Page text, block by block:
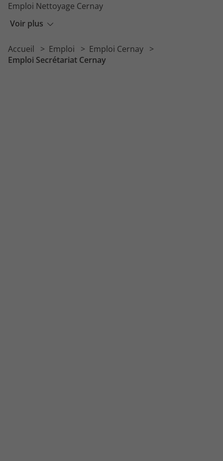
Voir plus
Emploi Nettoyage Cernay
Emploi Commerce Cernay
Emploi Automobile Cernay
Accueil Emploi
Emploi Cernay
Emploi Secrétariat Cernay